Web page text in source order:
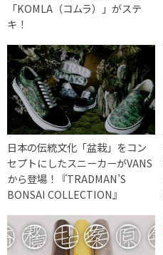
「KOMLA（コムラ）」がステ
キ！
日本の伝統文化「盆栽」をコン
セプトにしたスニーカーがVANS
から登場！『TRADMAN’S
BONSAI COLLECTION』